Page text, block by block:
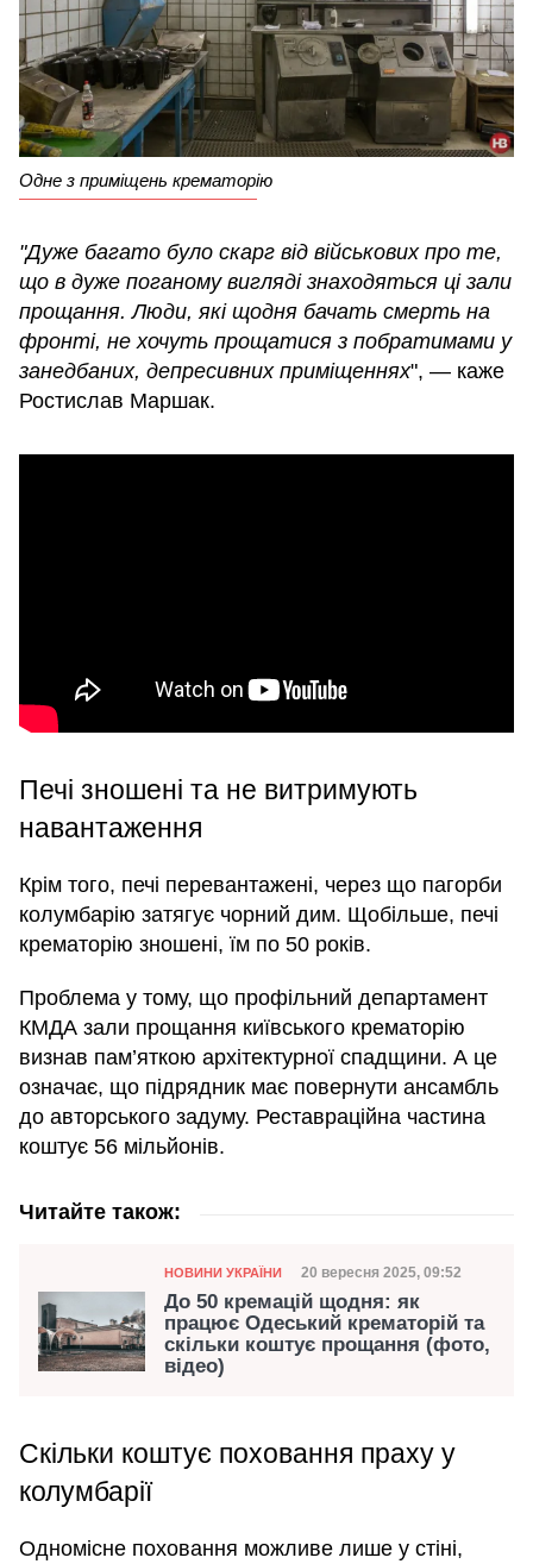
Одне з приміщень крематорію
"Дуже багато було скарг від військових про те,
що в дуже поганому вигляді знаходяться ці зали
прощання. Люди, які щодня бачать смерть на
фронті, не хочуть прощатися з побратимами у
занедбаних, депресивних приміщеннях", — каже
Ростислав Маршак.
Печі зношені та не витримують
навантаження
Крім того, печі перевантажені, через що пагорби
колумбарію затягує чорний дим. Щобільше, печі
крематорію зношені, їм по 50 років.
Проблема у тому, що профільний департамент
КМДА зали прощання київського крематорію
визнав пам’яткою архітектурної спадщини. А це
означає, що підрядник має повернути ансамбль
до авторського задуму. Реставраційна частина
коштує 56 мільйонів.
Читайте також:
Категорія
НОВИНИ УКРАЇНИ Дата публікації
20 вересня 2025, 09:52
До 50 кремацій щодня: як
працює Одеський крематорій та
скільки коштує прощання (фото,
відео)
Скільки коштує поховання праху у
колумбарії
Одномісне поховання можливе лише у стіні,